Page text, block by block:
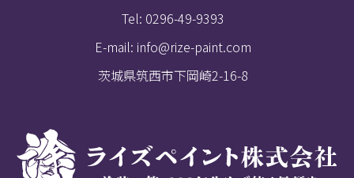
Tel: 0296-49-9393
E-mail: info@rize-paint.com
茨城県筑西市下岡崎2-16-8